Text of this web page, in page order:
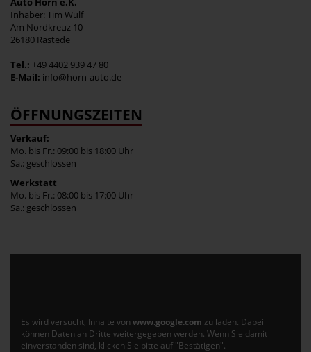
Inhaber: Tim Wulf
Am Nordkreuz 10
26180 Rastede
Tel.: +49 4402 939 47 80
E-Mail: info@horn-auto.de
ÖFFNUNGSZEITEN
Verkauf:
Mo. bis Fr.: 09:00 bis 18:00 Uhr
Sa.: geschlossen
Werkstatt
Mo. bis Fr.: 08:00 bis 17:00 Uhr
Sa.: geschlossen
Es wird versucht, Inhalte von www.google.com zu laden. Dabei
können Daten an Dritte weitergegeben werden. Wenn Sie damit
einverstanden sind, klicken Sie bitte auf "Bestätigen".